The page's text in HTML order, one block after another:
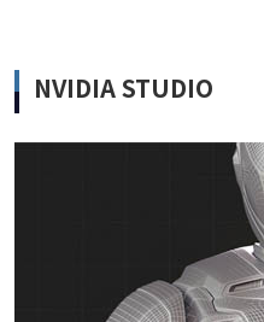
NVIDIA STUDIO